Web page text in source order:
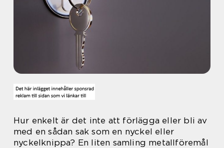
Hur enkelt är det inte att förlägga eller bli av
med en sådan sak som en nyckel eller
nyckelknippa? En liten samling metallföremål